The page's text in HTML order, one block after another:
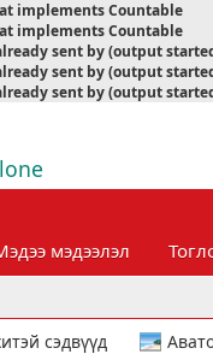
implements Countable
implements Countable
sent by (output
sent by (output
sent by (output
мэдээлэл
сэдвүүд